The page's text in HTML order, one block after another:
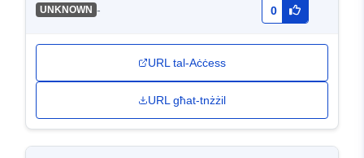
UNKNOWN - 0
URL tal-Aċċess
URL għat-tnżżil